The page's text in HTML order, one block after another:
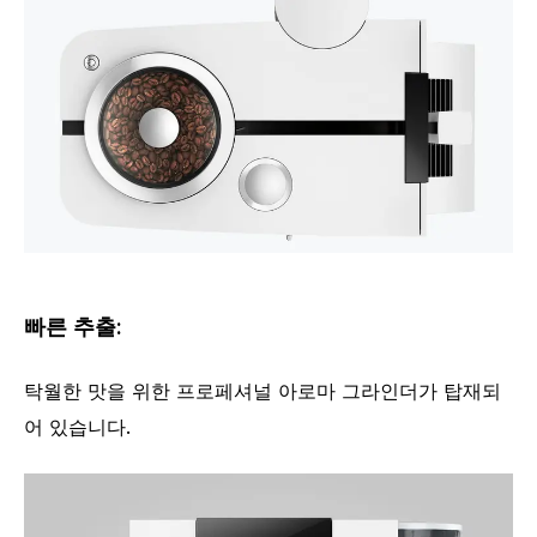
빠른 추출:
탁월한 맛을 위한 프로페셔널 아로마 그라인더가 탑재되
어 있습니다.